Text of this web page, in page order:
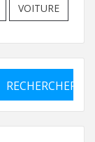
VOITURE